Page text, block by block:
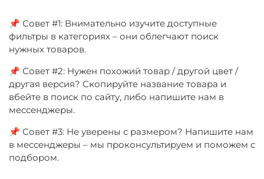
📌 Совет #1: Внимательно изучите доступные
фильтры в категориях – они облегчают поиск
нужных товаров.
📌 Совет #2: Нужен похожий товар / другой цвет /
другая версия? Скопируйте название товара и
вбейте в поиск по сайту, либо напишите нам в
мессенджеры.
📌 Совет #3: Не уверены с размером? Напишите нам
в мессенджеры – мы проконсультируем и поможем с
подбором.